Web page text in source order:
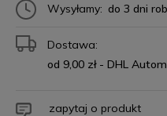
Wysyłamy: do 3 dni
Dostawa:
od 9,00 zł - DHL
zapytaj o produkt